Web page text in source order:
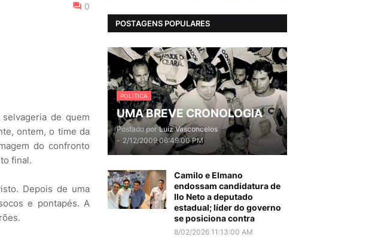
0
de quem
ontem, o time da
do confronto
final.
Depois de uma
e pontapés. A
POSTAGENS POPULARES
POLITICA
UMA BREVE CRONOLOGIA
Postado por Luiz Vasconcelos
- 2/12/2009 06:49:00 PM
Camilo e Elmano
endossam candidatura de
Ilo Neto a deputado
estadual; líder do governo
se posiciona contra
8/02/2026 11:13:00 AM